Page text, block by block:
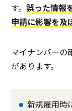
す。誤った情報
申請に影響を及
マイナンバーの
があります。
新規雇用時